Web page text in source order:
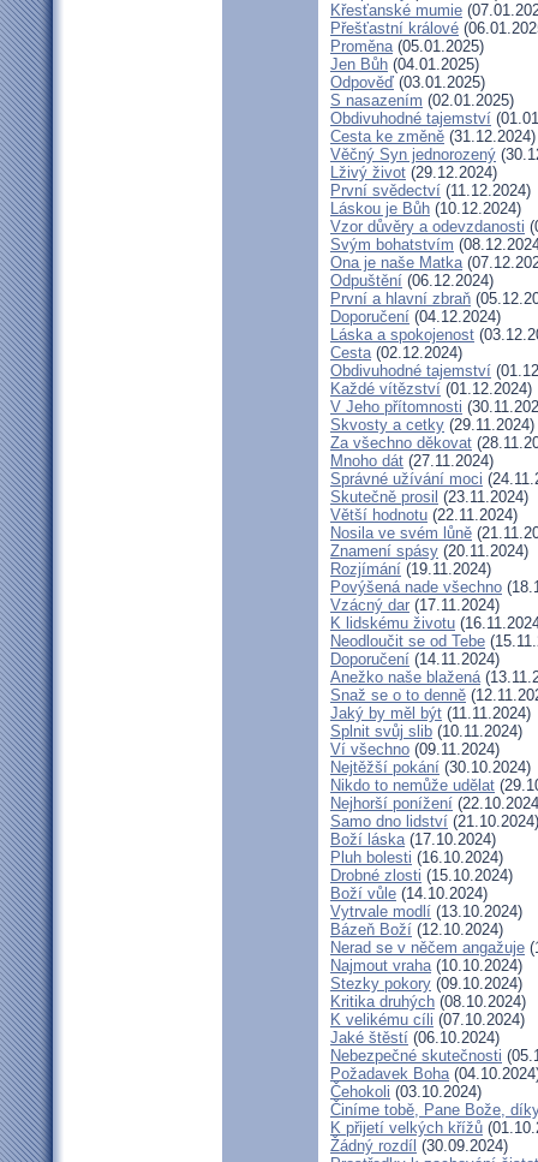
Křesťanské mumie
Přešťastní králové
Proměna(05.01.2025)
Jen Bůh (04.01.2025)
Odpověď (03.01.2025)
S nasazením (02.01.2025)
Obdivuhodné tajemství
Cesta ke změně (31.12.2024)
Věčný Syn jednorozený
Lživý život (29.12.2024)
První svědectví (11.12.2024)
Láskou je Bůh (10.12.2024)
Vzor důvěry a odevzdanosti
Svým bohatstvím
Ona je naše Matka
Odpuštění (06.12.2024)
První a hlavní zbraň
Doporučení (04.12.2024)
Láska a spokojenost
Cesta(02.12.2024)
Obdivuhodné tajemství
Každé vítězství (01.12.2024)
V Jeho přítomnosti
Skvosty a cetky (29.11.2024)
Za všechno děkovat
Mnoho dát (27.11.2024)
Správné užívání moci
Skutečně prosil (23.11.2024)
Větší hodnotu (22.11.2024)
Nosila ve svém lůně
Znamení spásy (20.11.2024)
Rozjímání (19.11.2024)
Povýšená nade všechno
Vzácný dar (17.11.2024)
K lidskému životu
Neodloučit se od Tebe
Doporučení (14.11.2024)
Anežko naše blažená
Snaž se o to denně
Jaký by měl být (11.11.2024)
Splnit svůj slib (10.11.2024)
Ví všechno (09.11.2024)
Nejtěžší pokání (30.10.2024)
Nikdo to nemůže udělat
Nejhorší ponížení
Samo dno lidství (21.10.2024)
Boží láska(17.10.2024)
Pluh bolesti (16.10.2024)
Drobné zlosti (15.10.2024)
Boží vůle (14.10.2024)
Vytrvale modlí (13.10.2024)
Bázeň Boží (12.10.2024)
Nerad se v něčem angažuje
Najmout vraha(10.10.2024)
Stezky pokory (09.10.2024)
Kritika druhých (08.10.2024)
K velikému cíli (07.10.2024)
Jaké štěstí (06.10.2024)
Nebezpečné skutečnosti
Požadavek Boha
Čehokoli (03.10.2024)
Činíme tobě, Pane Bože,
K přijetí velkých křížů
Žádný rozdíl (30.09.2024)